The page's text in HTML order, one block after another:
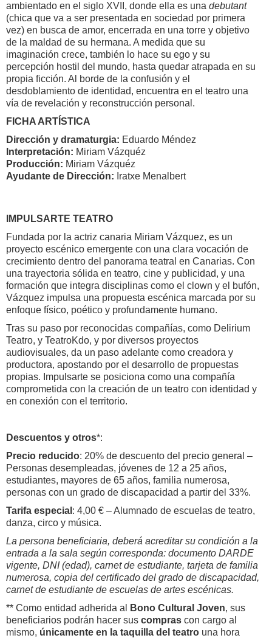
ambientado en el siglo XVII, donde ella es una debutant
(chica que va a ser presentada en sociedad por primera
vez) en busca de amor, encerrada en una torre y objetivo
de la maldad de su hermana. A medida que su
imaginación crece, también lo hace su ego y su
percepción hostil del mundo, hasta quedar atrapada en su
propia ficción. Al borde de la confusión y el
desdoblamiento de identidad, encuentra en el teatro una
vía de revelación y reconstrucción personal.
FICHA ARTÍSTICA
Dirección y dramaturgia: Eduardo Méndez
Interpretación: Miriam Vázquéz
Producción: Miriam Vázquéz
Ayudante de Dirección: Iratxe Menalbert
IMPULSARTE TEATRO
Fundada por la actriz canaria Miriam Vázquez, es un
proyecto escénico emergente con una clara vocación de
crecimiento dentro del panorama teatral en Canarias. Con
una trayectoria sólida en teatro, cine y publicidad, y una
formación que integra disciplinas como el clown y el bufón,
Vázquez impulsa una propuesta escénica marcada por su
enfoque físico, poético y profundamente humano.
Tras su paso por reconocidas compañías, como Delirium
Teatro, y TeatroKdo, y por diversos proyectos
audiovisuales, da un paso adelante como creadora y
productora, apostando por el desarrollo de propuestas
propias. Impulsarte se posiciona como una compañía
comprometida con la creación de un teatro con identidad y
en conexión con el territorio.
Descuentos y otros*:
Precio reducido: 20% de descuento del precio general –
Personas desempleadas, jóvenes de 12 a 25 años,
estudiantes, mayores de 65 años, familia numerosa,
personas con un grado de discapacidad a partir del 33%.
Tarifa especial : 4,00 € – Alumnado de escuelas de teatro,
danza, circo y música.
La persona beneficiaria, deberá acreditar su condición a la
entrada a la sala según corresponda: documento DARDE
vigente, DNI (edad), carnet de estudiante, tarjeta de familia
numerosa, copia del certificado del grado de discapacidad,
carnet de estudiante de escuelas de artes escénicas.
** Como entidad adherida al
Bono Cultural Joven, sus
beneficiarios podrán hacer sus compras con cargo al
mismo, únicamente en la taquilla del teatro una hora